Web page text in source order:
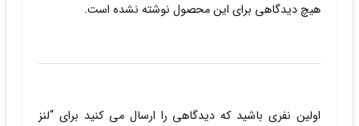
هیچ دیدگاهی برای این محصول نوشته نشده است.
اولین نفری باشید که دیدگاهی را ارسال می کنید برای “لنز